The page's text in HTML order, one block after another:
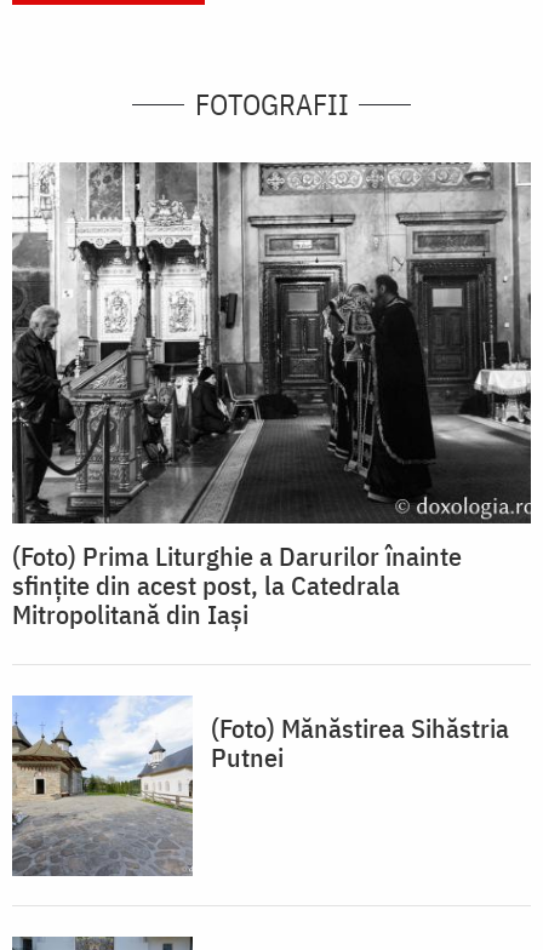
FOTOGRAFII
(Foto) Prima Liturghie a Darurilor înainte
sfințite din acest post, la Catedrala
Mitropolitană din Iași
(Foto) Mănăstirea Sihăstria
Putnei